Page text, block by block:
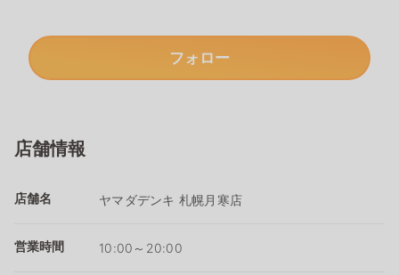
フォロー
店舗情報
店舗名 ヤマダデンキ 札幌月寒店
営業時間 10:00～20:00